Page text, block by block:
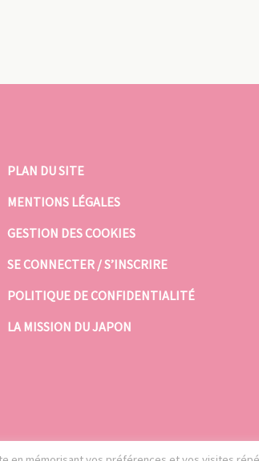
PLAN DU SITE
MENTIONS LÉGALES
GESTION DES COOKIES
SE CONNECTER / S’INSCRIRE
POLITIQUE DE CONFIDENTIALITÉ
LA MISSION DU JAPON